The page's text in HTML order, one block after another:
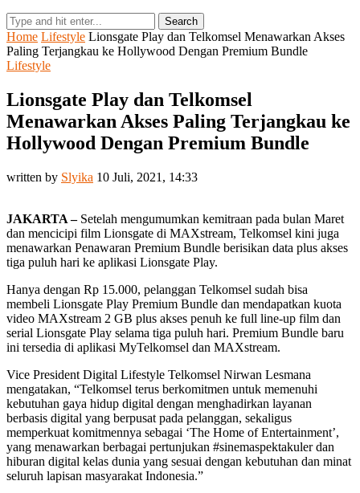
Search
Home Lifestyle Lionsgate Play dan Telkomsel Menawarkan Akses
Paling Terjangkau ke Hollywood Dengan Premium Bundle
Lifestyle
Lionsgate Play dan Telkomsel
Menawarkan Akses Paling Terjangkau ke
Hollywood Dengan Premium Bundle
written by Slyika 10 Juli, 2021, 14:33
JAKARTA –Setelah mengumumkan kemitraan pada bulan Maret
dan mencicipi film Lionsgate di MAXstream, Telkomsel kini juga
menawarkan Penawaran Premium Bundle berisikan data plus akses
tiga puluh hari ke aplikasi Lionsgate Play.
Hanya dengan Rp 15.000, pelanggan Telkomsel sudah bisa
membeli Lionsgate Play Premium Bundle dan mendapatkan kuota
video MAXstream 2 GB plus akses penuh ke full line-up film dan
serial Lionsgate Play selama tiga puluh hari. Premium Bundle baru
ini tersedia di aplikasi MyTelkomsel dan MAXstream.
Vice President Digital Lifestyle Telkomsel Nirwan Lesmana
mengatakan, “Telkomsel terus berkomitmen untuk memenuhi
kebutuhan gaya hidup digital dengan menghadirkan layanan
berbasis digital yang berpusat pada pelanggan, sekaligus
memperkuat komitmennya sebagai ‘The Home of Entertainment’,
yang menawarkan berbagai pertunjukan #sinemaspektakuler dan
hiburan digital kelas dunia yang sesuai dengan kebutuhan dan minat
seluruh lapisan masyarakat Indonesia.”